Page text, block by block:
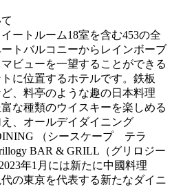
ートルーム18室を含む453の全
トバルコニーからレインボーブ
ビューを一望することができる
に位置するホテルです。鉄板
、料亭のような趣の日本料理
な種類のウイスキーを楽しめる
、オールデイダイニング
（シースケープ テラ
BAR & GRILL（グリロジー
年1月には新たに中國料理
の東京を代表する新たなダイニ